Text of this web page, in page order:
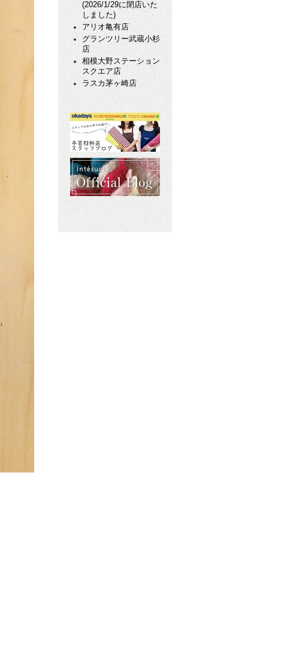
(2026/1/29に閉店いた
しました)
アリオ亀有店
グランツリー武蔵小杉
店
相模大野ステーション
スクエア店
ラスカ茅ヶ崎店